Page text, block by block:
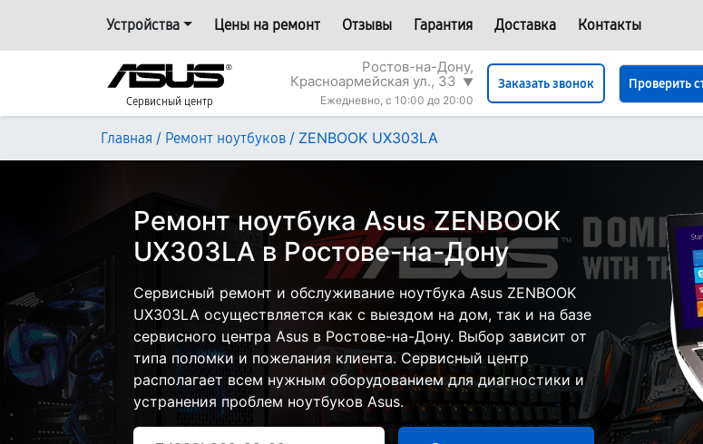
Устройства Цены на ремонт Отзывы Гарантия Доставка Контакты
Сервисный центр
Ростов-на-Дону,
Красноармейская ул., 33 ▼
Ежедневно, с 10:00 до 20:00
Заказать звонок Проверить
Главная / Ремонт ноутбуков / ZENBOOK UX303LA
Ремонт ноутбука Asus ZENBOOK
UX303LA в Ростове-на-Дону
Сервисный ремонт и обслуживание ноутбука Asus ZENBOOK
UX303LA осуществляется как с выездом на дом, так и на базе
сервисного центра Asus в Ростове-на-Дону. Выбор зависит от
типа поломки и пожелания клиента. Сервисный центр
располагает всем нужным оборудованием для диагностики и
устранения проблем ноутбуков Asus.